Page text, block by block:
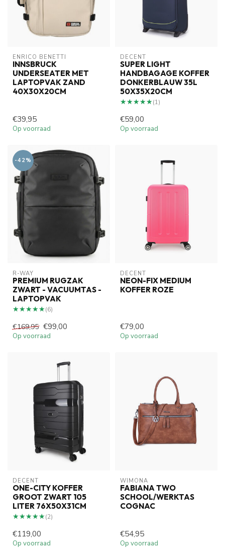
ENRICO BENETTI
INNSBRUCK
UNDERSEATER MET
LAPTOPVAK ZAND
40X30X20CM
€39,95
Op voorraad
DECENT
SUPER LIGHT
HANDBAGAGE KOFFER
DONKERBLAUW 35L
50X35X20CM
★★★★★
★★★★★(1)
€59,00
Op voorraad
-42%
R-WAY
PREMIUM RUGZAK
ZWART - VACUUMTAS -
LAPTOPVAK
★★★★★
★★★★★(6)
€169,95 €99,00
Op voorraad
DECENT
NEON-FIX MEDIUM
KOFFER ROZE
€79,00
Op voorraad
DECENT
ONE-CITY KOFFER
GROOT ZWART 105
LITER 76X50X31CM
★★★★★
★★★★★(2)
€119,00
Op voorraad
WIMONA
FABIANA TWO
SCHOOL/WERKTAS
COGNAC
€54,95
Op voorraad